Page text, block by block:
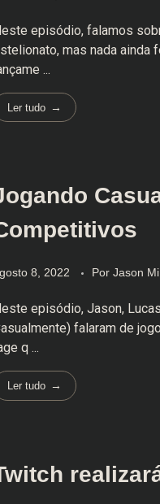
episódio, falamos
mas nada ainda
...
Ler tudo
8, 2022 Por Jason
episódio, Jason,
falaram de
q ...
Ler tudo